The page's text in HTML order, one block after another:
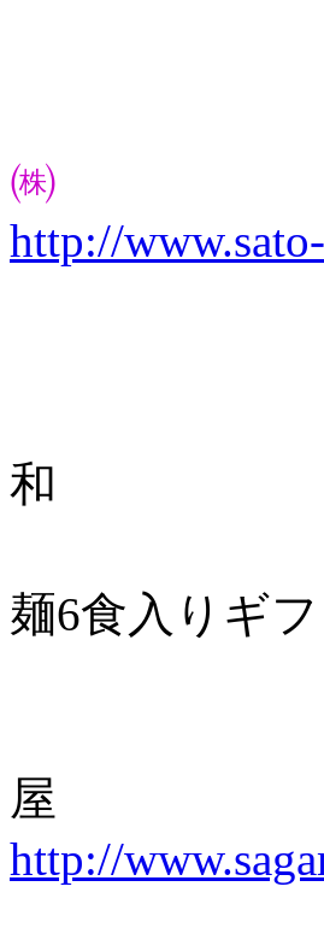
㈱
http://
石狩ラ
玄咲・生
麺6食入りギ
屋
http://
にとりの